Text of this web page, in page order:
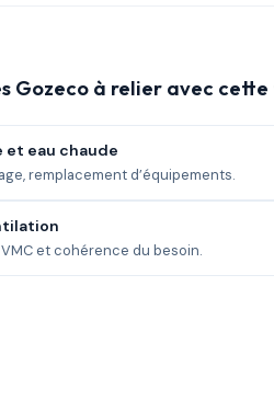
Gozeco à relier avec cette
et eau chaude
remplacement d’équipements.
et cohérence du besoin.